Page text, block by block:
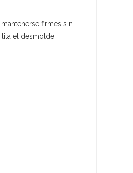
firmes sin
el desmolde,